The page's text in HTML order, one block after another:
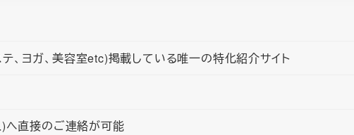
、ヨガ、美容室etc)掲載している唯一の特化紹介サイト
へ直接のご連絡が可能